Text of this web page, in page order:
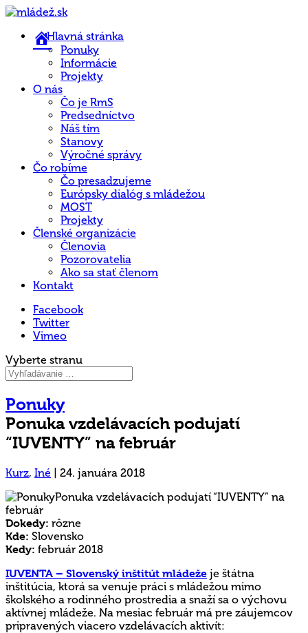
Hlavná stránka
Ponuky
Informácie
Projekty
O nás
Čo je RmS
Predsedníctvo
Náš tím
Stanovy
Výročné správy
Čo robíme
Čo presadzujeme
Európsky dialóg s mládežou
MOST
Projekty
Členské organizácie
Členovia
Pozorovatelia
Ako sa stať členom
Kontakt
Facebook
Twitter
Vimeo
Vyberte stranu
Ponuky
Ponuka vzdelávacích podujatí
“IUVENTY” na február
Kurz, Iné 24. januára 2018
Dokedy: rôzne
Kde: Slovensko
Kedy: február 2018
IUVENTA – Slovenský inštitút mládeže je štátna
inštitúcia, ktorá sa venuje práci s mládežou mimo
školského a rodinného prostredia a snaží sa o výchovu
aktívnej mládeže. Na mesiac február má pre záujemcov
pripravených viacero vzdelávacích aktivít: